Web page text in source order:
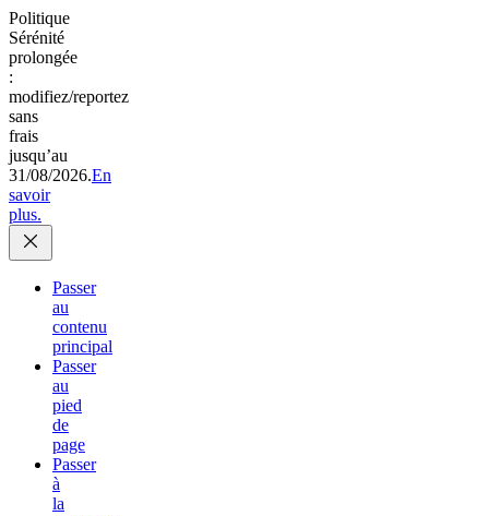
Politique
Sérénité
prolongée
:
modifiez/reportez
sans
frais
jusqu’au
31/08/2026.En
savoir
plus.
Passer
au
contenu
principal
Passer
au
pied
de
page
Passer
à
la